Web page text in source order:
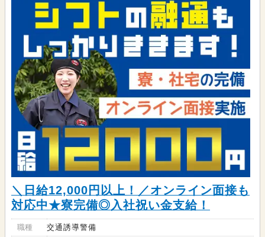
＼日給12,000円以上！／オンライン面接も
対応中★寮完備◎入社祝い金支給！
職種 交通誘導警備